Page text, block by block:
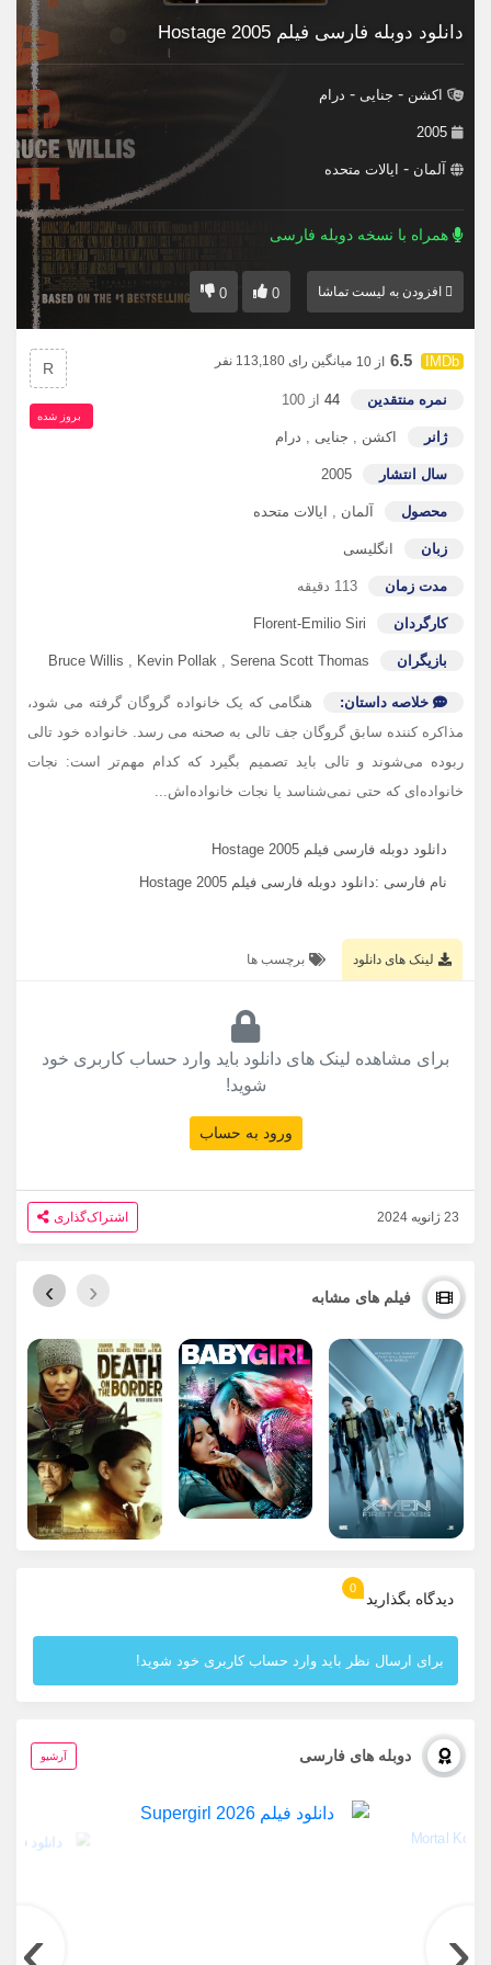
دانلود دوبله فارسی فیلم Hostage 2005
اکشن - جنایی - درام
2005
آلمان - ایالات متحده
همراه با نسخه دوبله فارسی
افزودن به لیست تماشا 0
0
6.5 از 10 میانگین رای 113,180 نفر
نمره منتقدین 44 از 100
ژانر اکشن , جنایی , درام
سال انتشار 2005
محصول آلمان , ایالات متحده
زبان انگلیسی
مدت زمان 113 دقیقه
کارگردان Florent-Emilio Siri
بازیگران Bruce Willis , Kevin Pollak , Serena Scott Thomas
خلاصه داستان:
هنگامی که یک خانواده گروگان گرفته می شود،
مذاکره کننده سابق گروگان جف تالی به صحنه می رسد. خانواده خود تالی
ربوده می‌شوند و تالی باید تصمیم بگیرد که کدام مهم‌تر است: نجات
خانواده‌ای که حتی نمی‌شناسد یا نجات خانواده‌اش...
R
بروز‌ شده
دانلود دوبله فارسی فیلم Hostage 2005
نام فارسی :دانلود دوبله فارسی فیلم Hostage 2005
لینک های دانلود برچسب ها
برای مشاهده لینک های دانلود باید وارد حساب کاربری خود
شوید!
ورود به حساب
23 ژانویه 2024 اشتراک‌گذاری
فیلم های مشابه ‹
›
دیدگاه بگذارید
0
برای ارسال نظر باید وارد حساب کاربری خود شوید!
دوبله های فارسی آرشیو